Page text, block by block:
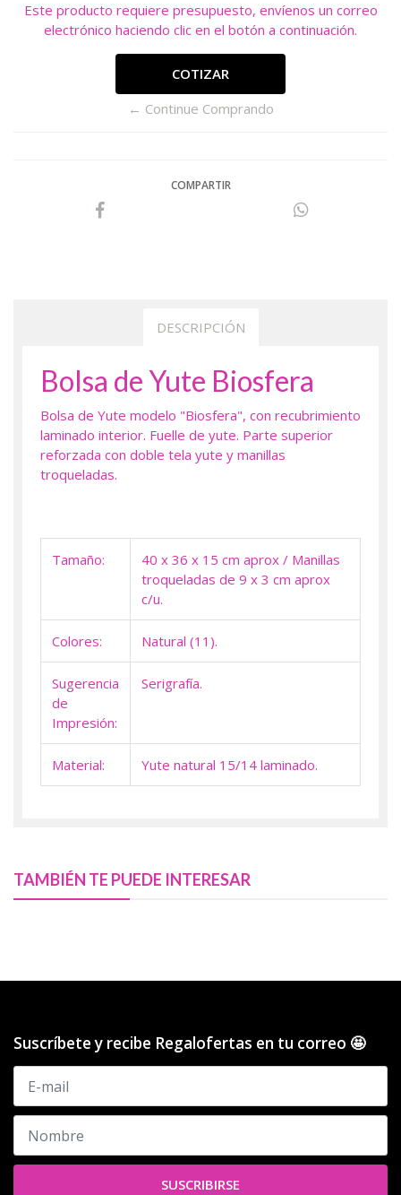
Este producto requiere presupuesto, envíenos un correo
electrónico haciendo clic en el botón a continuación.
COTIZAR
← Continue Comprando
COMPARTIR
DESCRIPCIÓN
Bolsa de Yute Biosfera
Bolsa de Yute modelo "Biosfera", con recubrimiento
laminado interior. Fuelle de yute. Parte superior
reforzada con doble tela yute y manillas
troqueladas.
Tamaño:
40 x 36 x 15 cm aprox / Manillas
troqueladas de 9 x 3 cm aprox
c/u.
Colores: Natural (11).
Sugerencia
de
Impresión:
Serigrafía.
Material: Yute natural 15/14 laminado.
TAMBIÉN TE PUEDE INTERESAR
Suscríbete y recibe Regalofertas en tu correo 🤩
SUSCRIBIRSE